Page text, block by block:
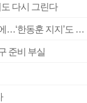
다시 그린다
■ 국힘 부산시당, ‘정이한 조력’ 시의원 윤리위에…‘한동훈 지지’도 신고접수
준비 부실